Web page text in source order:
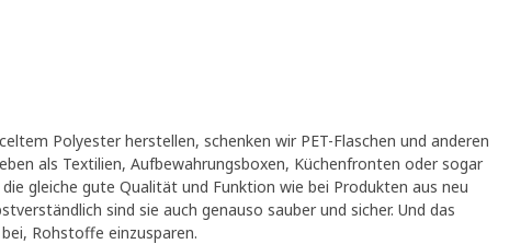
Polyester herstellen, schenken wir PET-Flaschen und anderen
als Textilien, Aufbewahrungsboxen, Küchenfronten oder sogar
gleiche gute Qualität und Funktion wie bei Produkten aus neu
sind sie auch genauso sauber und sicher. Und das
Rohstoffe einzusparen.